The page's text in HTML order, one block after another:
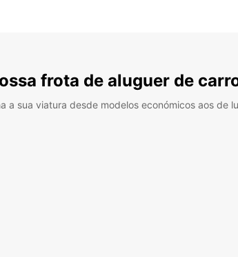
frota de aluguer de
a sua viatura desde modelos económicos aos de